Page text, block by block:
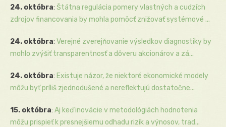
24. októbra: Štátna regulácia pomery vlastných a cudzích
zdrojov financovania by mohla pomôcť znižovať systémové ...
24. októbra: Verejné zverejňovanie výsledkov diagnostiky by
mohlo zvýšiť transparentnosť a dôveru akcionárov a zá...
24. októbra: Existuje názor, že niektoré ekonomické modely
môžu byť príliš zjednodušené a nereflektujú dostatočne...
15. októbra: Aj keď inovácie v metodológiách hodnotenia
môžu prispieť k presnejšiemu odhadu rizík a výnosov, trad...